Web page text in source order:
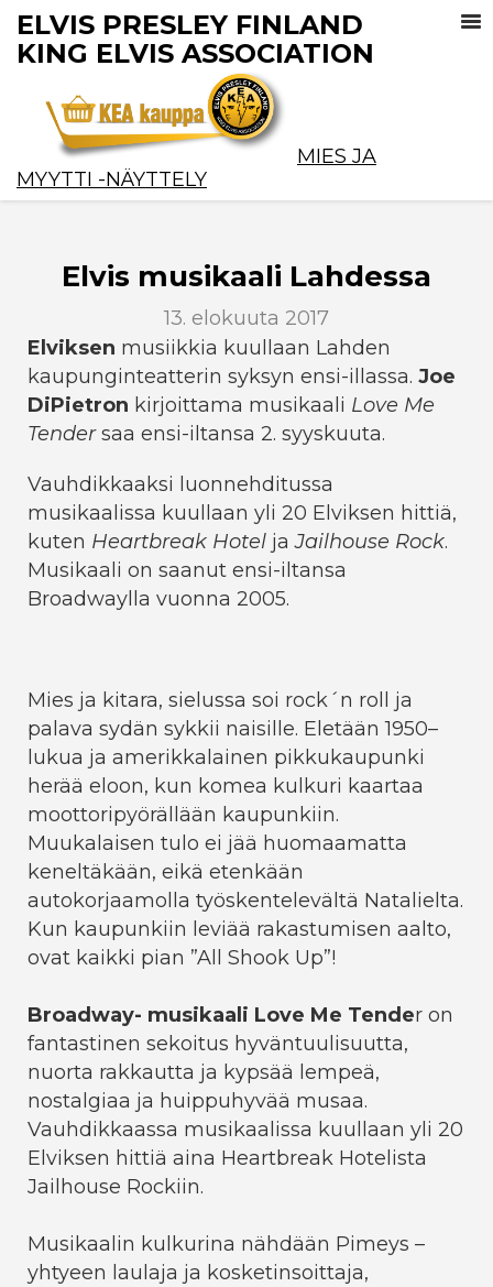
ELVIS PRESLEY FINLAND
KING ELVIS ASSOCIATION
MIES JA
MYYTTI -NÄYTTELY
Elvis musikaali Lahdessa
13. elokuuta 2017
Elviksen musiikkia kuullaan Lahden
kaupunginteatterin syksyn ensi-illassa. Joe
DiPietron kirjoittama musikaali Love Me
Tendersaa ensi-iltansa 2. syyskuuta.
Vauhdikkaaksi luonnehditussa
musikaalissa kuullaan yli 20 Elviksen hittiä,
kuten Heartbreak Hotel jaJailhouse Rock.
Musikaali on saanut ensi-iltansa
Broadwaylla vuonna 2005.
Mies ja kitara, sielussa soi rock´n roll ja
palava sydän sykkii naisille. Eletään 1950–
lukua ja amerikkalainen pikkukaupunki
herää eloon, kun komea kulkuri kaartaa
moottoripyörällään kaupunkiin.
Muukalaisen tulo ei jää huomaamatta
keneltäkään, eikä etenkään
autokorjaamolla työskentelevältä Natalielta.
Kun kaupunkiin leviää rakastumisen aalto,
ovat kaikki pian ”All Shook Up”!
Broadway- musikaali Love Me Tender on
fantastinen sekoitus hyväntuulisuutta,
nuorta rakkautta ja kypsää lempeä,
nostalgiaa ja huippuhyvää musaa.
Vauhdikkaassa musikaalissa kuullaan yli 20
Elviksen hittiä aina Heartbreak Hotelista
Jailhouse Rockiin.
Musikaalin kulkurina nähdään Pimeys –
yhtyeen laulaja ja kosketinsoittaja,